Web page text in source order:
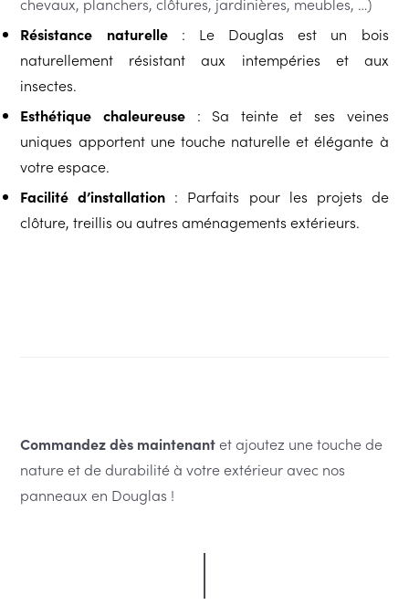
Résistance naturelle: Le Douglas est un bois
naturellement résistant aux intempéries et aux
insectes.
Esthétique chaleureuse : Sa teinte et ses veines
uniques apportent une touche naturelle et élégante à
votre espace.
Facilité d’installation : Parfaits pour les projets de
clôture, treillis ou autres aménagements extérieurs.
Commandez dès maintenantet ajoutez une touche de
nature et de durabilité à votre extérieur avec nos
panneaux en Douglas !